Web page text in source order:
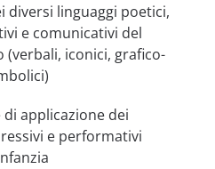
diversi linguaggi poetici,
e comunicativi del
(verbali, iconici, grafico-
applicazione dei
e performativi